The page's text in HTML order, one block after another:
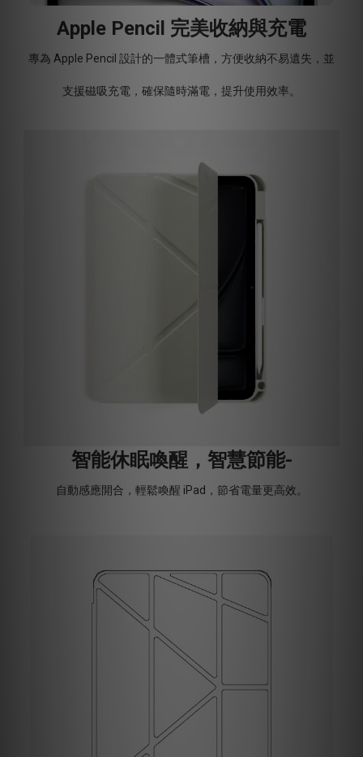
Apple Pencil 完美收納與充電
專為 Apple Pencil 設計的一體式筆槽，方便收納不易遺失，並
支援磁吸充電，確保隨時滿電，提升使用效率。
智能休眠喚醒，智慧節能-
自動感應開合，輕鬆喚醒 iPad，節省電量更高效。